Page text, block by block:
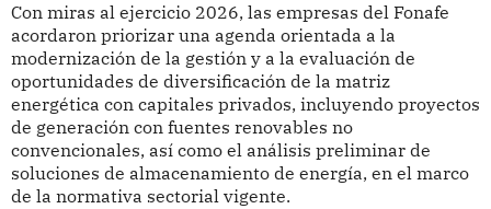
Con miras al ejercicio 2026, las empresas del Fonafe
acordaron priorizar una agenda orientada a la
modernización de la gestión y a la evaluación de
oportunidades de diversificación de la matriz
energética con capitales privados, incluyendo proyectos
de generación con fuentes renovables no
convencionales, así como el análisis preliminar de
soluciones de almacenamiento de energía, en el marco
de la normativa sectorial vigente.